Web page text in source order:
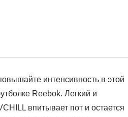
интенсивность в этой
Reebok. Легкий и
впитывает пот и остается